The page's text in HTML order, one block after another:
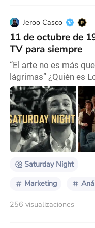
Jeroo Casco
11 de octubre de
TV para siempre
“El arte no es más
lágrimas” ¿Quién es
nombre en la
Probablemente
él, pero este
de los más
‘Saturday Night’, la
también sirve como
Saturday Night
Marketing
256 visualizaciones